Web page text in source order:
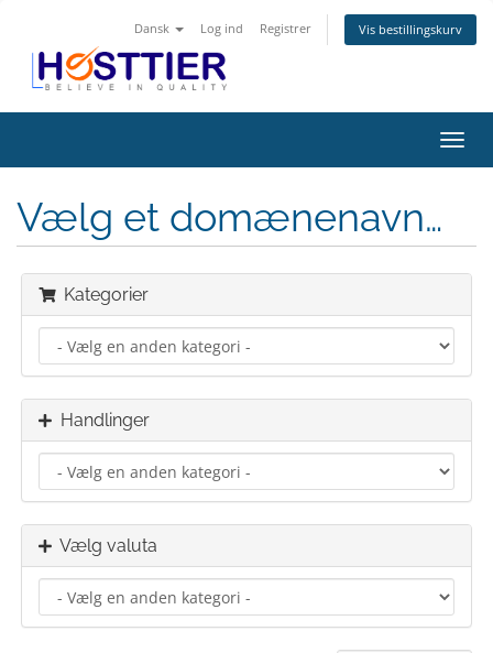
Dansk Log ind Registrer Vis bestillingskurv
Skift
Vælg et domænenavn…
Kategorier
Handlinger
Vælg valuta